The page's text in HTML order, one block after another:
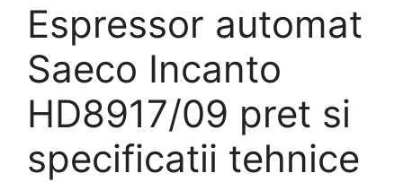
Espressor automat
Saeco Incanto
HD8917/09 pret si
specificatii tehnice